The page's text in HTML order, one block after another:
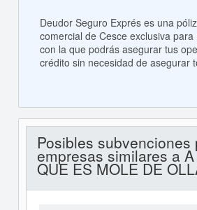
Deudor Seguro Exprés es una
comercial de Cesce exclusiva
con la que podrás asegurar tus
crédito sin necesidad de asegurar
Posibles subvenciones
empresas similares a A
QUE ES MOLE DE